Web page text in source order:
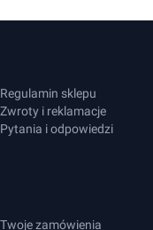
Regulamin sklepu
Zwroty i reklamacje
Pytania i odpowiedzi
Twoje zamówienia